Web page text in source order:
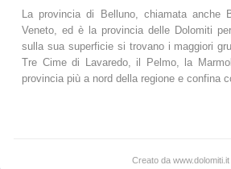
La provincia di Belluno, chiamata anche
Veneto, ed è la provincia delle Dolomiti
sulla sua superficie si trovano i maggiori
Tre Cime di Lavaredo, il Pelmo, la
provincia più a nord della regione e confina
Creato da www.dolomiti.it